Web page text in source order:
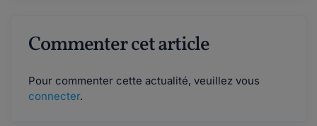
Commenter cet article
Pour commenter cette actualité, veuillez vous
connecter.